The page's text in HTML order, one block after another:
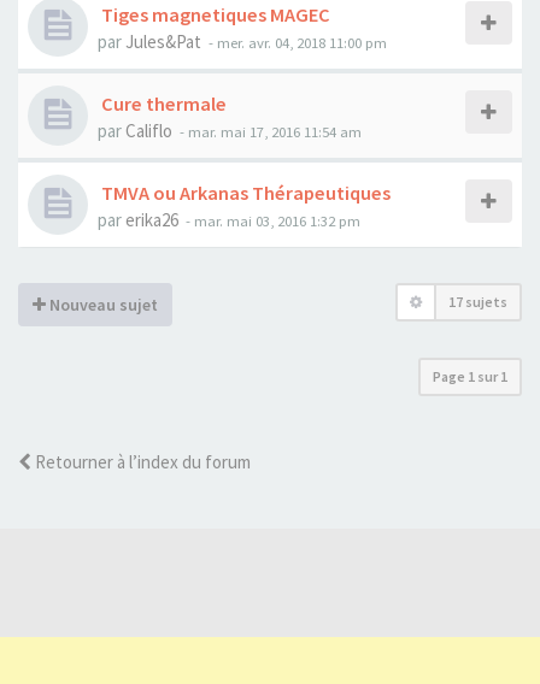
Tiges magnetiques MAGEC
par Jules&Pat - mer. avr. 04, 2018 11:00 pm
Cure thermale
par Califlo - mar. mai 17, 2016 11:54 am
TMVA ou Arkanas Thérapeutiques
par erika26 - mar. mai 03, 2016 1:32 pm
Nouveau sujet 17 sujets
Page 1 sur1
Retourner à l’index du forum